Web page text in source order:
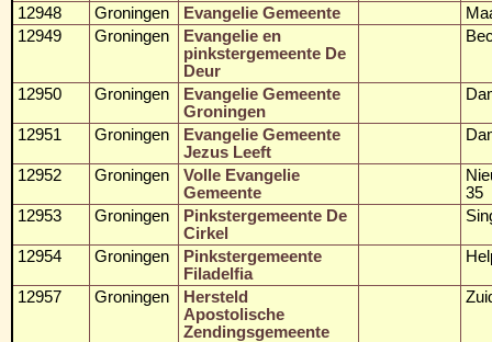
12948 Groningen Evangelie Gemeente
12949
Groningen
Evangelie en
pinkstergemeente De
Deur
12950 Groningen
Evangelie Gemeente
Groningen
12951 Groningen
Evangelie Gemeente
Jezus Leeft
12952 Groningen
Volle Evangelie
Gemeente
35
12953
Groningen
Pinkstergemeente De
Cirkel
12954 Groningen
Pinkstergemeente
Filadelfia
12957 Groningen
Hersteld
Apostolische
Zendingsgemeente